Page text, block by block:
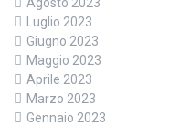
Luglio 2023
Giugno 2023
Maggio 2023
Aprile 2023
Marzo 2023
Gennaio 2023